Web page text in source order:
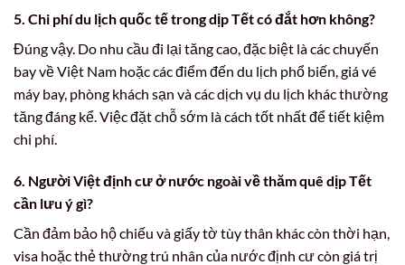
5. Chi phí du lịch quốc tế trong dịp Tết có đắt hơn không?
Đúng vậy. Do nhu cầu đi lại tăng cao, đặc biệt là các chuyến
bay về Việt Nam hoặc các điểm đến du lịch phổ biến, giá vé
máy bay, phòng khách sạn và các dịch vụ du lịch khác thường
tăng đáng kể. Việc đặt chỗ sớm là cách tốt nhất để tiết kiệm
chi phí.
6. Người Việt định cư ở nước ngoài về thăm quê dịp Tết
cần lưu ý gì?
Cần đảm bảo hộ chiếu và giấy tờ tùy thân khác còn thời hạn,
visa hoặc thẻ thường trú nhân của nước định cư còn giá trị